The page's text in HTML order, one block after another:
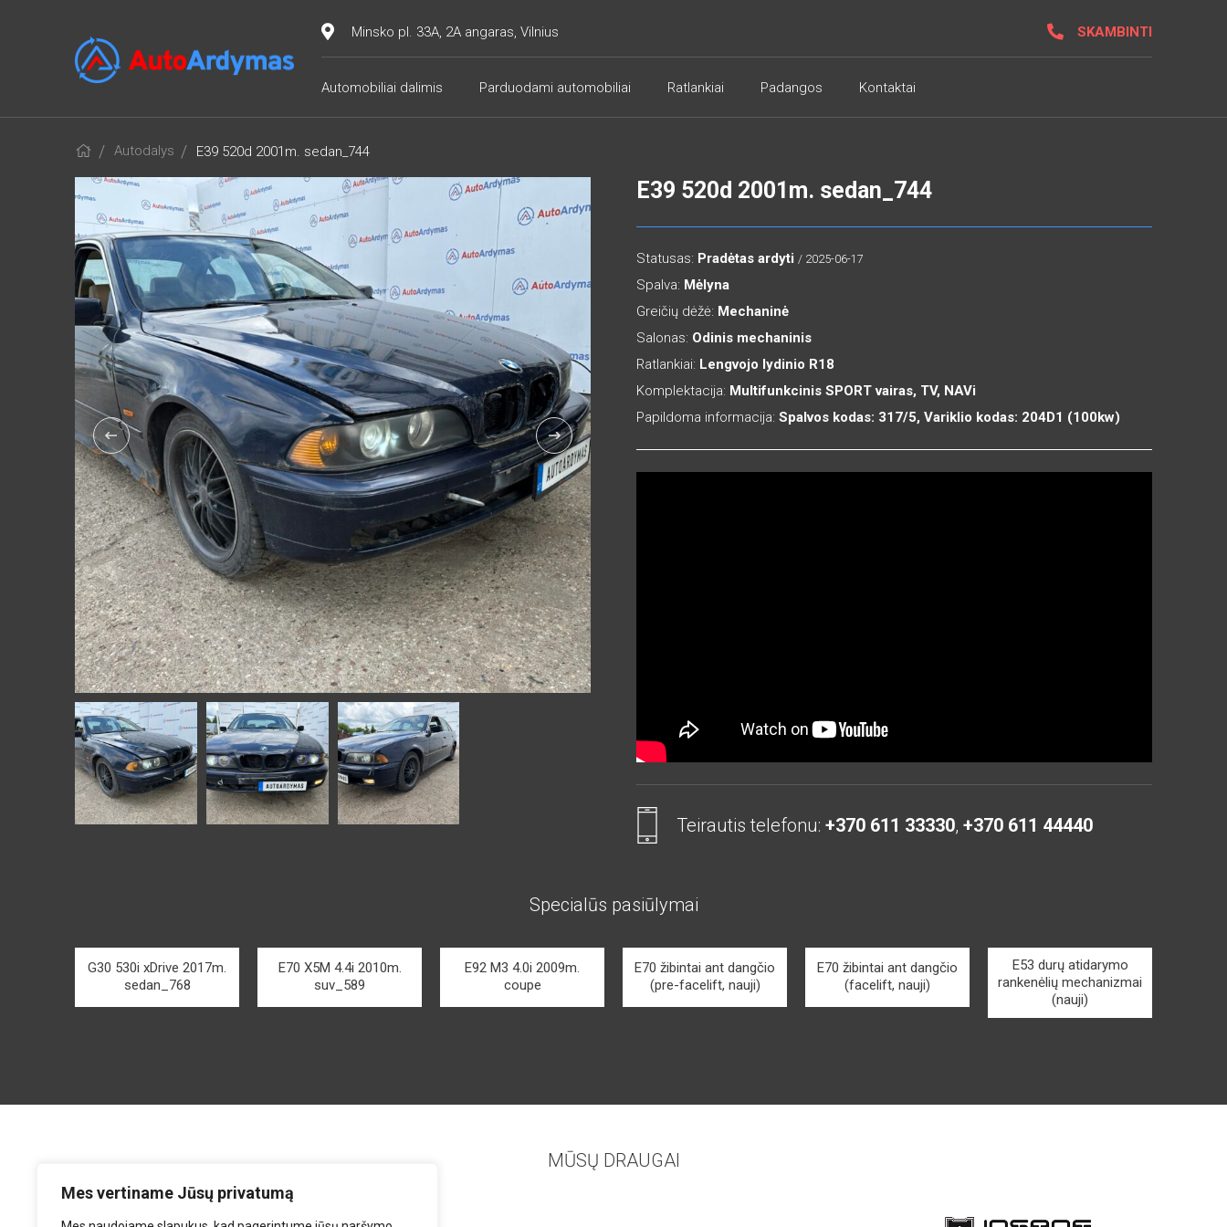
Mes vertiname Jūsų privatumą
Minsko pl. 33A, 2A angaras, Vilnius SKAMBINTI
Automobiliai dalimis Parduodami automobiliai Ratlankiai Padangos Kontaktai
Autodalys E39 520d 2001m. sedan_744
E39 520d 2001m. sedan_744
Statusas: Pradėtas ardyti / 2025-06-17
Spalva: Mėlyna
Greičių dėžė: Mechaninė
Salonas: Odinis mechaninis
Ratlankiai: Lengvojo lydinio R18
Komplektacija: Multifunkcinis SPORT vairas, TV, NAVi
Papildoma informacija: Spalvos kodas: 317/5, Variklio kodas: 204D1 (100kw)
Teirautis telefonu: +370 611 33330, +370 611 44440
Specialūs pasiūlymai
G30 530i xDrive 2017m.
sedan_768
E70 X5M 4.4i 2010m.
suv_589
E92 M3 4.0i 2009m.
coupe
E70 žibintai ant dangčio
(pre-facelift, nauji)
E70 žibintai ant dangčio
(facelift, nauji)
E53 durų atidarymo
rankenėlių mechanizmai
(nauji)
MŪSŲ DRAUGAI